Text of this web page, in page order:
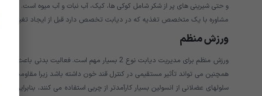
و حتی شیرینی های پر از شکر شامل کوکی ها، کیک، آب نبات و آب میوه است.
مشاوره با یک متخصص تغذیه که در دیابت تخصص دارد قبل از ایجاد تغییرات
ورزش منظم
ورزش منظم برای مدیریت دیابت نوع 2 بسیار مهم
همچنین می تواند تأثیر مستقیمی در کنترل قند خون داشته باشد زیرا مقاومت به
سلولهای عضلانی از انسولین بسیار کارآمدتر از چربی استفاده می کنند،